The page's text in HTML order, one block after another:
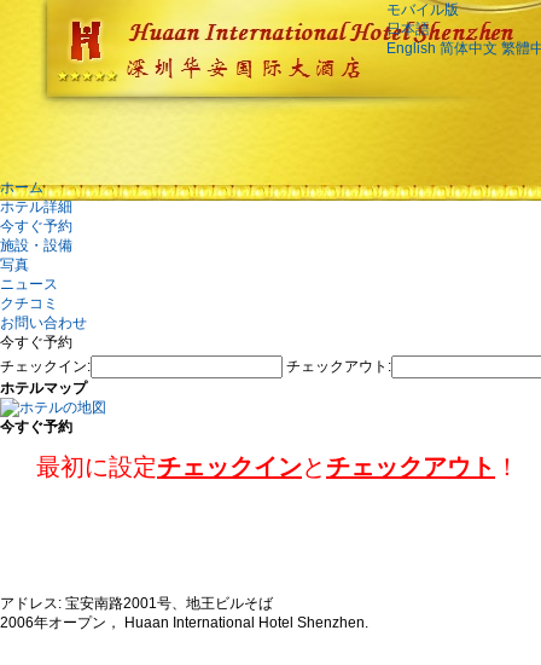
モバイル版
日本語
English 简体中文 繁體
ホーム
ホテル詳細
今すぐ予約
施設・設備
写真
ニュース
クチコミ
お問い合わせ
今すぐ予約
チェックイン:
チェックアウト:
ホテルマップ
今すぐ予約
最初に設定チェックインと チェックアウト ！
アドレス: 宝安南路2001号、地王ビルそば
2006年オープン， Huaan International Hotel Shenzhen.